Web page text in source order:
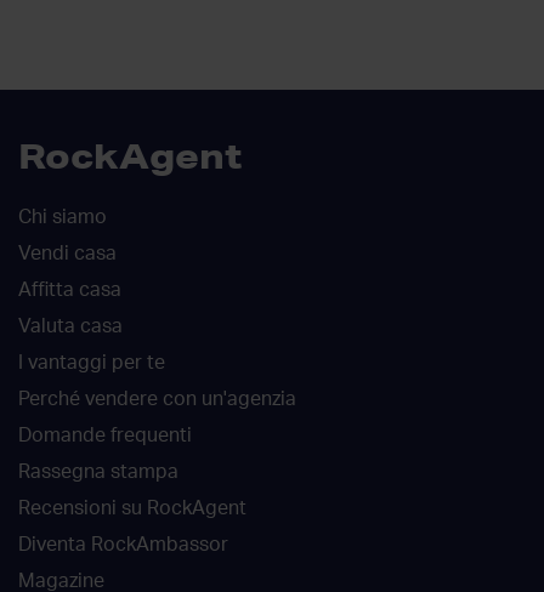
RockAgent
Chi siamo
Vendi casa
Affitta casa
Valuta casa
I vantaggi per te
Perché vendere con un'agenzia
Domande frequenti
Rassegna stampa
Recensioni su RockAgent
Diventa RockAmbassor
Magazine